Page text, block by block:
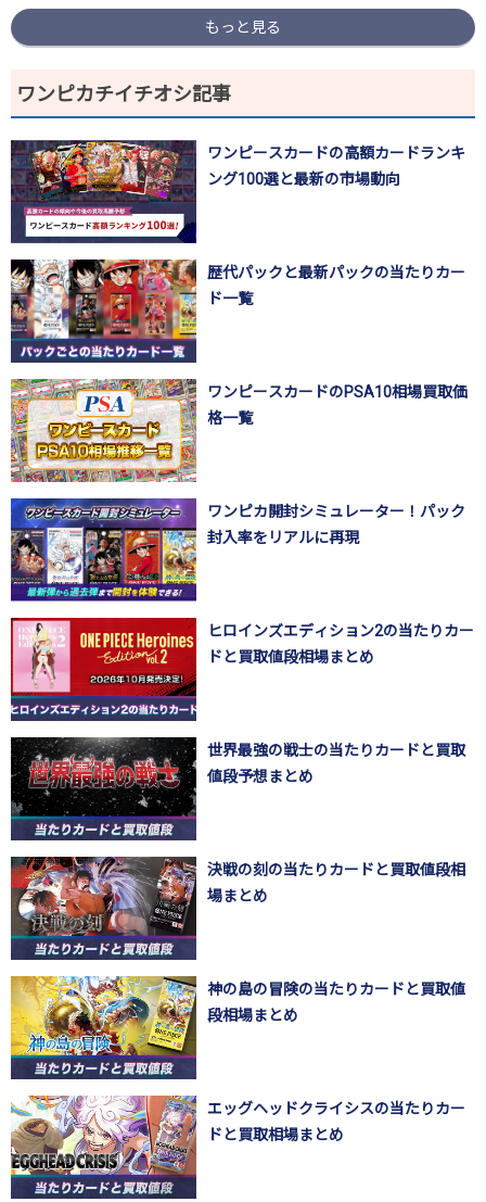
もっと見る
ワンピカチイチオシ記事
ワンピースカードの高額カードランキ
ング100選と最新の市場動向
歴代パックと最新パックの当たりカー
ド一覧
ワンピースカードのPSA10相場買取価
格一覧
ワンピカ開封シミュレーター！パック
封入率をリアルに再現
ヒロインズエディション2の当たりカー
ドと買取値段相場まとめ
世界最強の戦士の当たりカードと買取
値段予想まとめ
決戦の刻の当たりカードと買取値段相
場まとめ
神の島の冒険の当たりカードと買取値
段相場まとめ
エッグヘッドクライシスの当たりカー
ドと買取相場まとめ